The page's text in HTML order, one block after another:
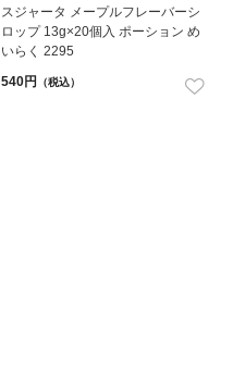
スジャータ メープルフレーバーシ
ロップ 13g×20個入 ポーション め
いらく 2295
540円
（税込）